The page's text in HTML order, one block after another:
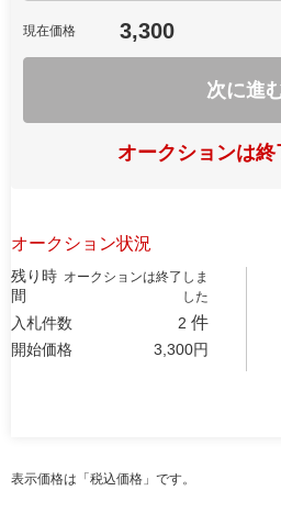
現在価格 3,300
次に進
オークションは終
オークション状況
残り時
間
オークションは終了しま
した
入札件数 2 件
開始価格 3,300円
表示価格は「税込価格」です。